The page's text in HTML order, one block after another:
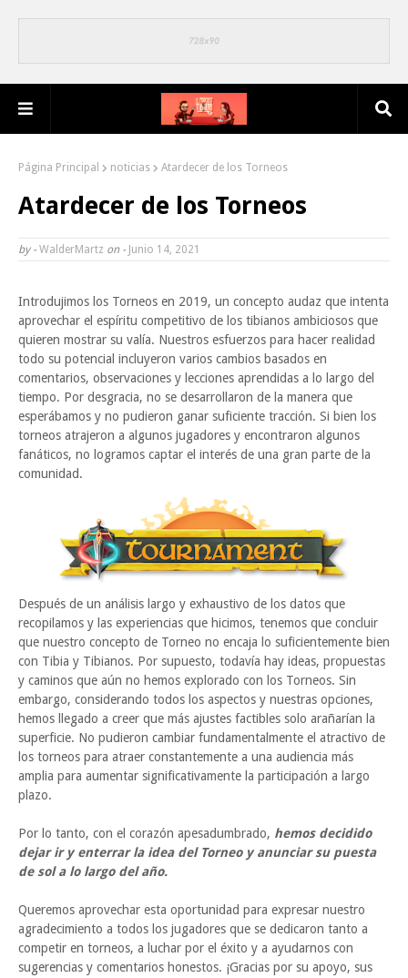
Página Principal noticias Atardecer de los Torneos
Atardecer de los Torneos
by - WalderMartz on - Junio 14, 2021
Introdujimos los Torneos en 2019, un concepto audaz que intenta
aprovechar el espíritu competitivo de los tibianos ambiciosos que
quieren mostrar su valía. Nuestros esfuerzos para hacer realidad
todo su potencial incluyeron varios cambios basados ​​en
comentarios, observaciones y lecciones aprendidas a lo largo del
tiempo. Por desgracia, no se desarrollaron de la manera que
esperábamos y no pudieron ganar suficiente tracción. Si bien los
torneos atrajeron a algunos jugadores y encontraron algunos
fanáticos, no logramos captar el interés de una gran parte de la
comunidad.
Después de un análisis largo y exhaustivo de los datos que
recopilamos y las experiencias que hicimos, tenemos que concluir
que nuestro concepto de Torneo no encaja lo suficientemente bien
con Tibia y Tibianos. Por supuesto, todavía hay ideas, propuestas
y caminos que aún no hemos explorado con los Torneos. Sin
embargo, considerando todos los aspectos y nuestras opciones,
hemos llegado a creer que más ajustes factibles solo arañarían la
superficie. No pudieron cambiar fundamentalmente el atractivo de
los torneos para atraer constantemente a una audiencia más
amplia para aumentar significativamente la participación a largo
plazo.
Por lo tanto, con el corazón apesadumbrado, hemos decidido
dejar ir y enterrar la idea del Torneo y anunciar su puesta
de sol a lo largo del año.
Queremos aprovechar esta oportunidad para expresar nuestro
agradecimiento a todos los jugadores que se dedicaron tanto a
competir en torneos, a luchar por el éxito y a ayudarnos con
sugerencias y comentarios honestos. ¡Gracias por su apoyo, sus